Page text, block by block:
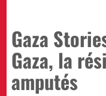
Gaza
Gaza, la
amputés